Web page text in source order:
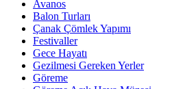
Avanos
Balon Turları
Çanak Çömlek Yapımı
Festivaller
Gece Hayatı
Gezilmesi Gereken Yerler
Göreme